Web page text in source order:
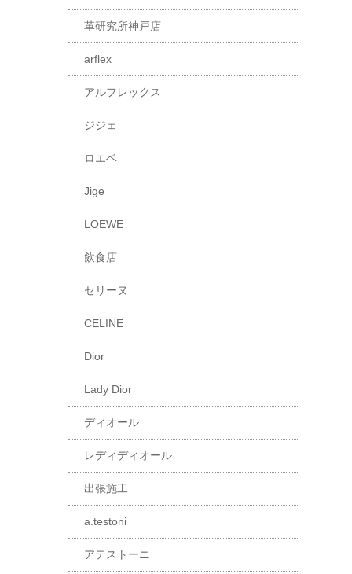
革研究所神戸店
arflex
アルフレックス
ジジェ
ロエベ
Jige
LOEWE
飲食店
セリーヌ
CELINE
Dior
Lady Dior
ディオール
レディディオール
出張施工
a.testoni
アテストーニ